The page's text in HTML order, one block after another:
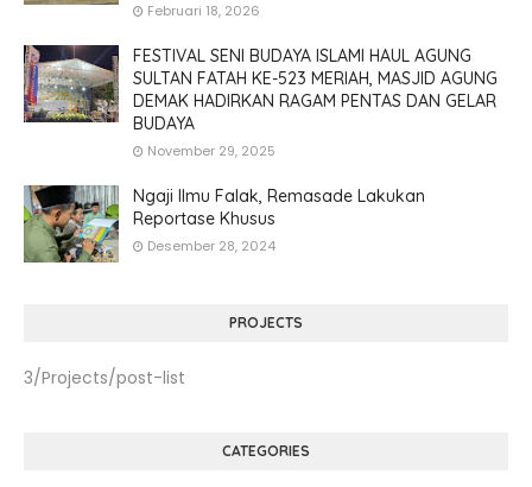
Februari 18, 2026
FESTIVAL SENI BUDAYA ISLAMI HAUL AGUNG
SULTAN FATAH KE-523 MERIAH, MASJID AGUNG
DEMAK HADIRKAN RAGAM PENTAS DAN GELAR
BUDAYA
November 29, 2025
Ngaji Ilmu Falak, Remasade Lakukan
Reportase Khusus
Desember 28, 2024
PROJECTS
3/Projects/post-list
CATEGORIES